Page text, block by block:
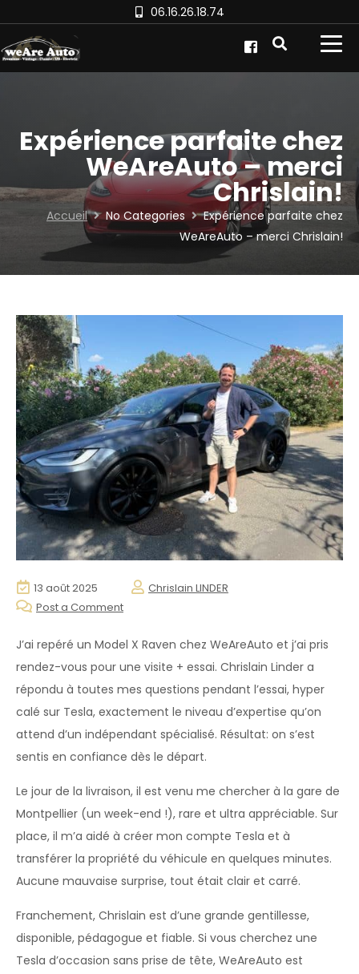
06.16.26.18.74
Expérience parfaite chez
WeAreAuto – merci
Chrislain!
Accueil No Categories
Expérience parfaite chez
WeAreAuto – merci Chrislain!
13 août 2025
Chrislain LINDER
Post a Comment
J’ai repéré un Model X Raven chez WeAreAuto et j’ai pris
rendez-vous pour une visite + essai. Chrislain Linder a
répondu à toutes mes questions pendant l’essai, hyper
calé sur Tesla, exactement le niveau d’expertise qu’on
attend d’un indépendant spécialisé. Résultat: on s’est
sentis en confiance dès le départ.
Le jour de la livraison, il est venu me chercher à la gare de
Montpellier (un week-end !), rare et ultra appréciable. Sur
place, il m’a aidé à créer mon compte Tesla et à
transférer la propriété du véhicule en quelques minutes.
Aucune mauvaise surprise, tout était clair et carré.
Franchement, Chrislain est d’une grande gentillesse,
disponible, pédagogue et fiable. Si vous cherchez une
Tesla d’occasion sans prise de tête, WeAreAuto est